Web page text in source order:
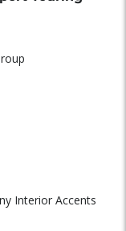
Interior Accents